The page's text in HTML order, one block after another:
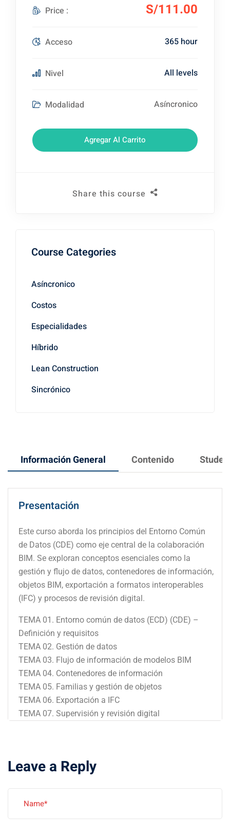
Información General Contenido
Presentación
Este curso aborda los principios del Entorno Común
de Datos (CDE) como eje central de la colaboración
BIM. Se exploran conceptos esenciales como la
gestión y flujo de datos, contenedores de información,
objetos BIM, exportación a formatos interoperables
(IFC) y procesos de revisión digital.
TEMA 01. Entorno común de datos (ECD) (CDE) –
Definición y requisitos
TEMA 02. Gestión de datos
TEMA 03. Flujo de información de modelos BIM
TEMA 04. Contenedores de información
TEMA 05. Familias y gestión de objetos
TEMA 06. Exportación a IFC
TEMA 07. Supervisión y revisión digital
Leave a Reply
Price : S/111.00
Acceso 365 hour
Nivel All levels
Modalidad Asíncronico
Agregar Al Carrito
Share this course
Course Categories
Asíncronico
Costos
Especialidades
Híbrido
Lean Construction
Sincrónico